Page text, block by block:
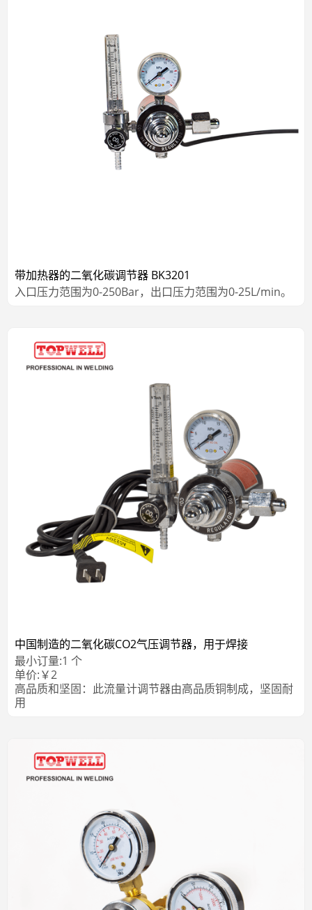
带加热器的二氧化碳调节器 BK3201
入口压力范围为0-250Bar，出口压力范围为0-25L/min。
中国制造的二氧化碳CO2气压调节器，用于焊接
最小订量:1 个
单价:￥2
高品质和坚固：此流量计调节器由高品质铜制成，坚固耐
用